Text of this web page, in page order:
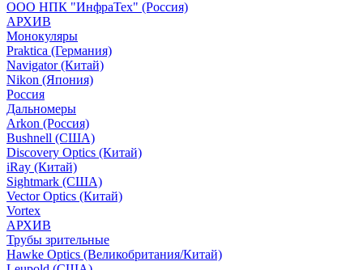
ООО НПК "ИнфраТех" (Россия)
АРХИВ
Монокуляры
Praktica (Германия)
Navigator (Китай)
Nikon (Япония)
Россия
Дальномеры
Arkon (Россия)
Bushnell (США)
Discovery Optics (Китай)
iRay (Китай)
Sightmark (США)
Vector Optics (Китай)
Vortex
АРХИВ
Трубы зрительные
Hawke Optics (Великобритания/Китай)